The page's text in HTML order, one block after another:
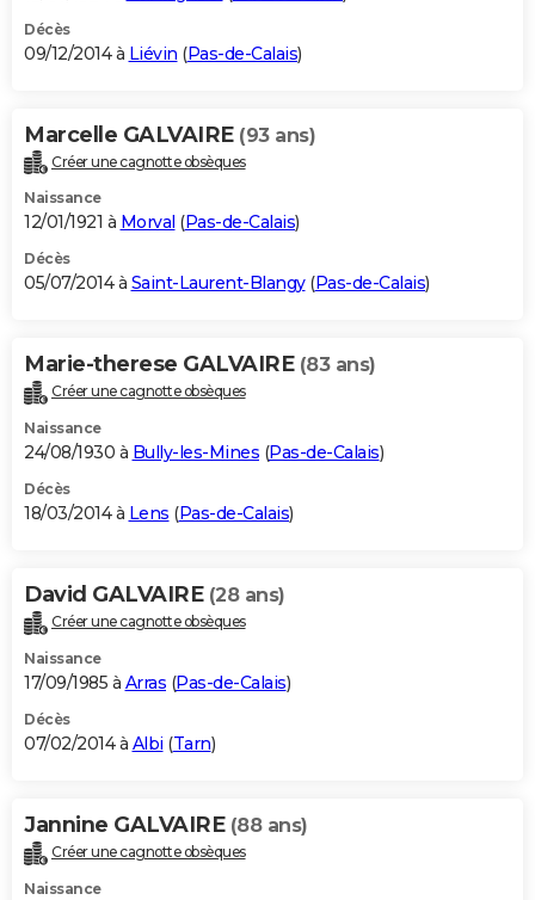
Décès
09/12/2014 à Liévin (Pas-de-Calais)
Marcelle GALVAIRE (93 ans)
Créer une cagnotte obsèques
Naissance
12/01/1921 à Morval (Pas-de-Calais)
Décès
05/07/2014 à Saint-Laurent-Blangy(Pas-de-Calais)
Marie-therese GALVAIRE (83 ans)
Créer une cagnotte obsèques
Naissance
24/08/1930 à Bully-les-Mines (Pas-de-Calais)
Décès
18/03/2014 à Lens (Pas-de-Calais)
David GALVAIRE (28 ans)
Créer une cagnotte obsèques
Naissance
17/09/1985 à Arras (Pas-de-Calais)
Décès
07/02/2014 à Albi (Tarn)
Jannine GALVAIRE (88 ans)
Créer une cagnotte obsèques
Naissance